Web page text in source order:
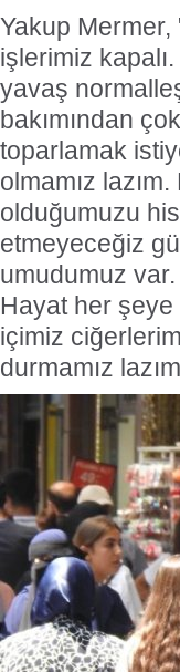
Yakup
işlerimiz
yavaş
bakımından
toparlamak
olmamız
olduğumuzu
etmeyeceğiz
umudumuz
Hayat her şeye
içimiz
durmamız